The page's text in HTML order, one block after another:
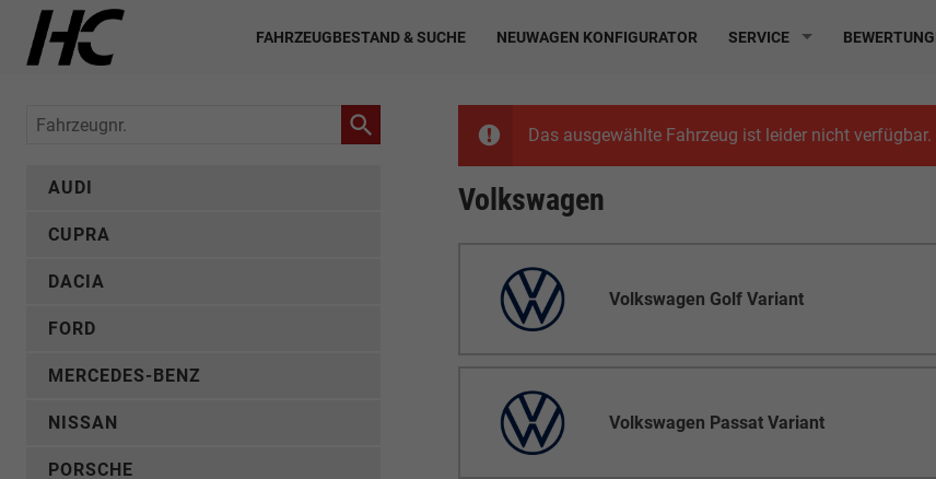
FAHRZEUGBESTAND & SUCHE NEUWAGEN KONFIGURATOR SERVICE
Das ausgewählte Fahrzeug ist leider nicht verfügbar.
Volkswagen
Volkswagen Golf Variant
Volkswagen Passat Variant
Fahrzeugnr.
AUDI
CUPRA
DACIA
FORD
MERCEDES-BENZ
NISSAN
PORSCHE